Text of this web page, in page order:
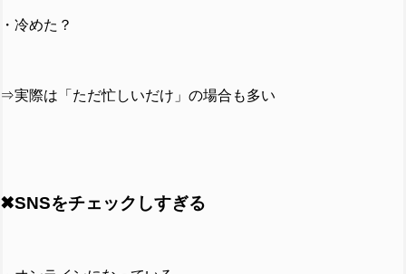
・冷めた？
⇒実際は「ただ忙しいだけ」の場合も多い
✖SNSをチェックしすぎる